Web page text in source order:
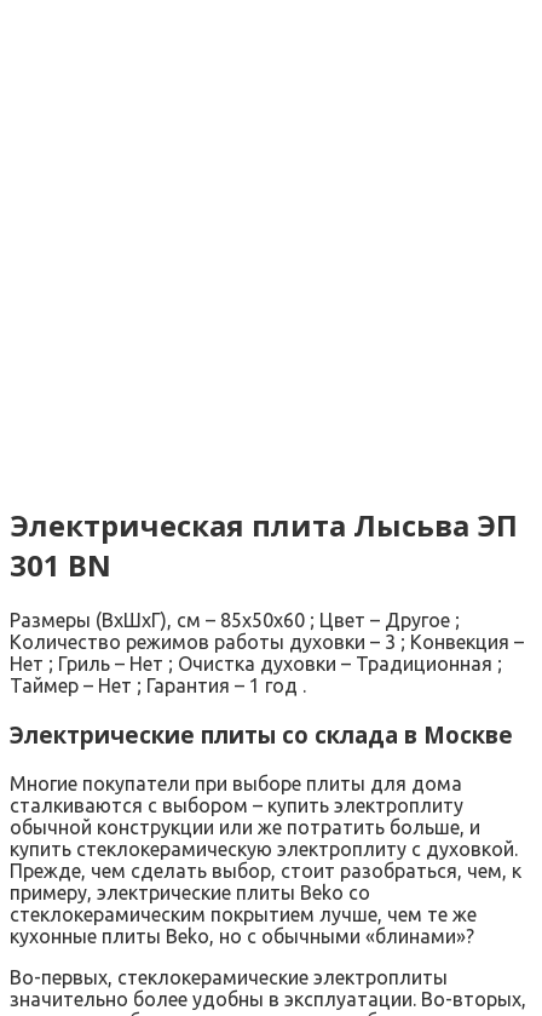
Электрическая плита Лысьва ЭП
301 BN
Размеры (ВхШхГ), см – 85х50х60 ; Цвет – Другое ;
Количество режимов работы духовки – 3 ; Конвекция –
Нет ; Гриль – Нет ; Очистка духовки – Традиционная ;
Таймер – Нет ; Гарантия – 1 год .
Электрические плиты со склада в Москве
Многие покупатели при выборе плиты для дома
сталкиваются с выбором – купить электроплиту
обычной конструкции или же потратить больше, и
купить стеклокерамическую электроплиту с духовкой.
Прежде, чем сделать выбор, стоит разобраться, чем, к
примеру, электрические плиты Beko со
стеклокерамическим покрытием лучше, чем те же
кухонные плиты Beko, но с обычными «блинами»?
Во-первых, стеклокерамические электроплиты
значительно более удобны в эксплуатации. Во-вторых,